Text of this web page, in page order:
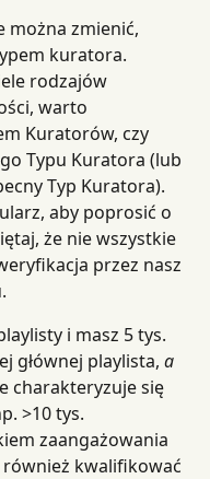
można zmienić,
kuratora.
rodzajów
warto
Kuratorów, czy
Typu Kuratora (lub
Typ Kuratora).
aby poprosić o
że nie wszystkie
przez nasz
i masz 5 tys.
głównej playlista, a
charakteryzuje się
>10 tys.
zaangażowania
również kwalifikować